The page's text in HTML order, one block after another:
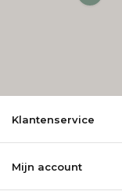
Klantenservice
Mijn account